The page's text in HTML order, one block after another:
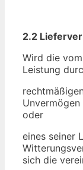
2.2
Wird die
Leistung
oder
eines seiner
sich die